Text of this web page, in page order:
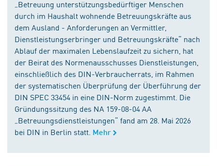
„Betreuung unterstützungsbedürftiger Menschen
durch im Haushalt wohnende Betreuungskräfte aus
dem Ausland - Anforderungen an Vermittler,
Dienstleistungserbringer und Betreuungskräfte“ nach
Ablauf der maximalen Lebenslaufzeit zu sichern, hat
der Beirat des Normenausschusses Dienstleistungen,
einschließlich des DIN-Verbraucherrats, im Rahmen
der systematischen Überprüfung der Überführung der
DIN SPEC 33454 in eine DIN-Norm zugestimmt. Die
Gründungssitzung des NA 159-08-04 AA
„Betreuungsdienstleistungen“ fand am 28. Mai 2026
bei DIN in Berlin statt. Mehr